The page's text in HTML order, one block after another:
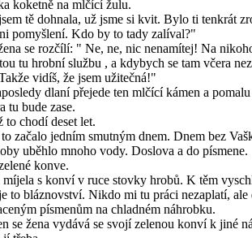
koketně na mlčící žulu.
tě dohnala, už jsme si kvit. Bylo ti tenkrát
pomyšlení. Kdo by to tady zalíval?"
se rozčílí: " Ne, ne, nic nenamítej! Na
tu hrobní službu , a kdybych se tam včera
vidíš, že jsem užitečná!"
dlaní přejede ten mlčící kámen a
tu bude zase.
to chodí deset let.
začalo jedním smutným dnem. Dnem bez
uběhlo mnoho vody. Doslova a do písmene.
konve.
míjela s konví v ruce stovky hrobů. K těm
to bláznovství. Nikdo mi tu práci nezaplatí,
písmenům na chladném náhrobku.
se žena vydává se svojí zelenou konví k jiné